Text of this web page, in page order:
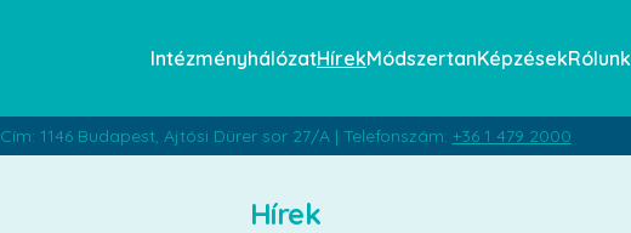
IntézményhálózatHírekMódszertanKépzésekRólunk
Cím: 1146 Budapest, Ajtósi Dürer sor 27/A | Telefonszám: +36 1 479 2000
Hírek